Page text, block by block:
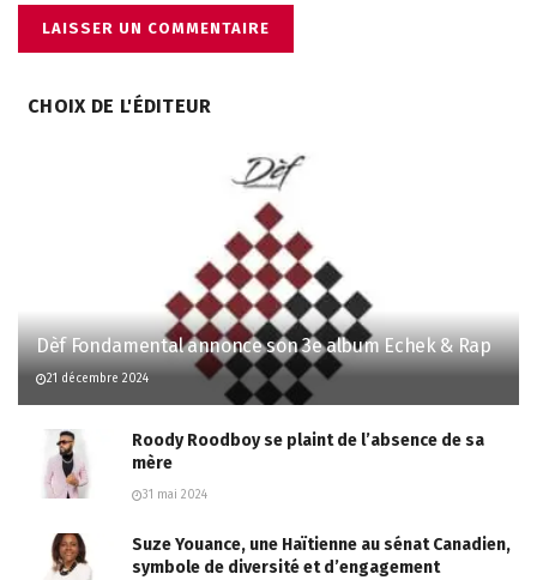
CHOIX DE L'ÉDITEUR
Dèf Fondamental annonce son 3e album Echek & Rap
21 décembre 2024
Roody Roodboy se plaint de l’absence de sa
mère
31 mai 2024
Suze Youance, une Haïtienne au sénat Canadien,
symbole de diversité et d’engagement